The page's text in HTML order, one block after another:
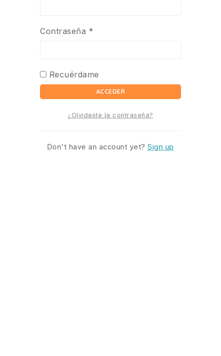
Contraseña *
Recuérdame
ACCEDER
¿Olvidaste la contraseña?
Don't have an account yet? Sign up